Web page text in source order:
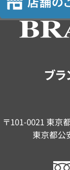
舗
の
ブ
〒101-0021 東京
東京都公